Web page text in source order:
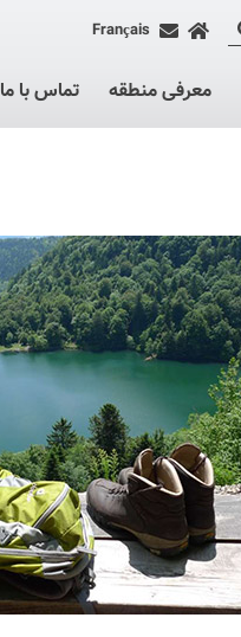
Français
معرفی منطقه تماس با ما